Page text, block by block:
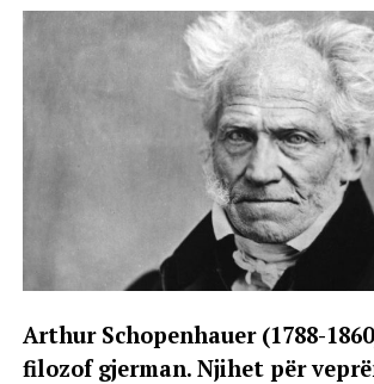
Arthur Schopenhauer (1788-
filozof gjerman. Njihet për